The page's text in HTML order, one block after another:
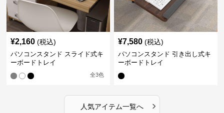
¥2,160 (税込)
パソコンスタンド スライド式キ
ーボードトレイ
全3色
¥7,580 (税込)
パソコンスタンド 引き出し式キ
ーボードトレイ
人気アイテム一覧へ ›